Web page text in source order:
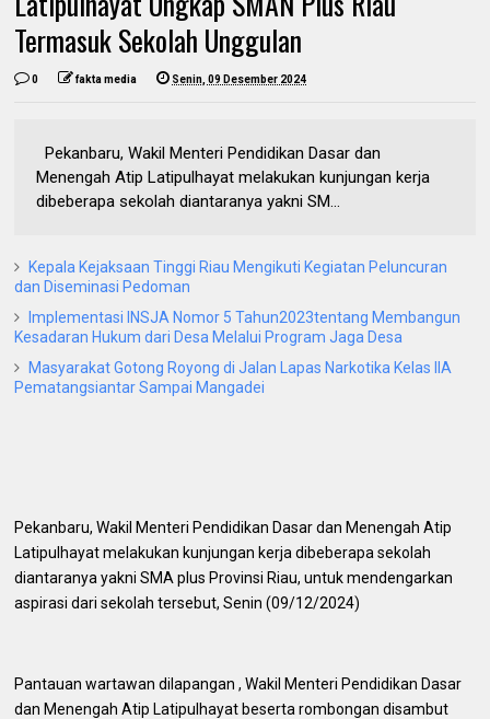
Termasuk Sekolah Unggulan
0 fakta media Senin, 09 Desember 2024
Pekanbaru, Wakil Menteri Pendidikan Dasar dan
Menengah Atip Latipulhayat melakukan kunjungan kerja
dibeberapa sekolah diantaranya yakni SM...
Kepala Kejaksaan Tinggi Riau Mengikuti Kegiatan Peluncuran
dan Diseminasi Pedoman
Implementasi INSJA Nomor 5 Tahun2023tentang Membangun
Kesadaran Hukum dari Desa Melalui Program Jaga Desa
Masyarakat Gotong Royong di Jalan Lapas Narkotika Kelas IIA
Pematangsiantar Sampai Mangadei
Pekanbaru, Wakil Menteri Pendidikan Dasar dan Menengah Atip
Latipulhayat melakukan kunjungan kerja dibeberapa sekolah
diantaranya yakni SMA plus Provinsi Riau, untuk mendengarkan
aspirasi dari sekolah tersebut, Senin (09/12/2024)
Pantauan wartawan dilapangan , Wakil Menteri Pendidikan Dasar
dan Menengah Atip Latipulhayat beserta rombongan disambut